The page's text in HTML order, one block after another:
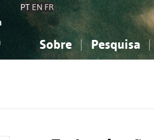
PT EN FR
Sobre Pesquisa